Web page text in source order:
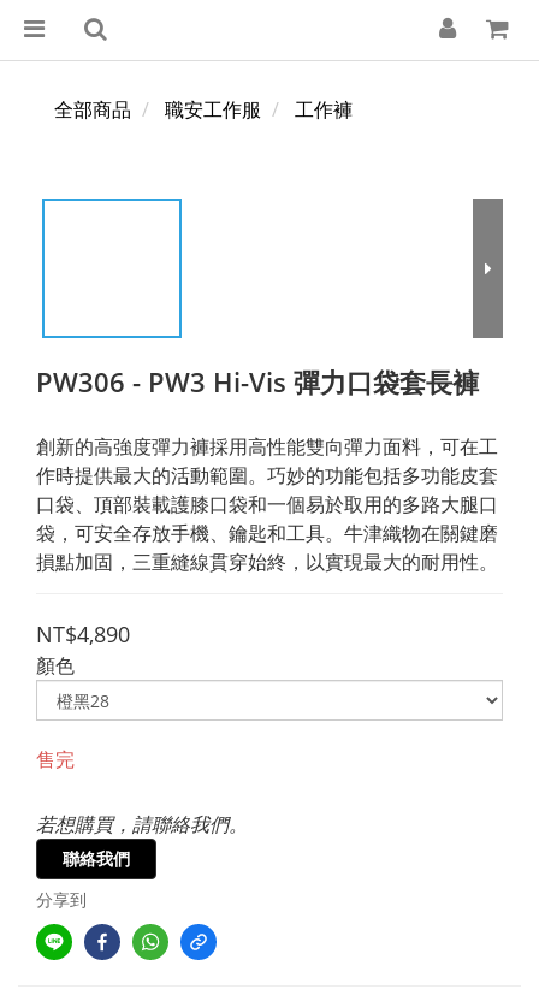
全部商品 職安工作服 工作褲
PW306 - PW3 Hi-Vis 彈力口袋套長褲
創新的高強度彈力褲採用高性能雙向彈力面料，可在工
作時提供最大的活動範圍。巧妙的功能包括多功能皮套
口袋、頂部裝載護膝口袋和一個易於取用的多路大腿口
袋，可安全存放手機、鑰匙和工具。牛津織物在關鍵磨
損點加固，三重縫線貫穿始終，以實現最大的耐用性。
NT$4,890
顏色
售完
若想購買，請聯絡我們。
聯絡我們
分享到